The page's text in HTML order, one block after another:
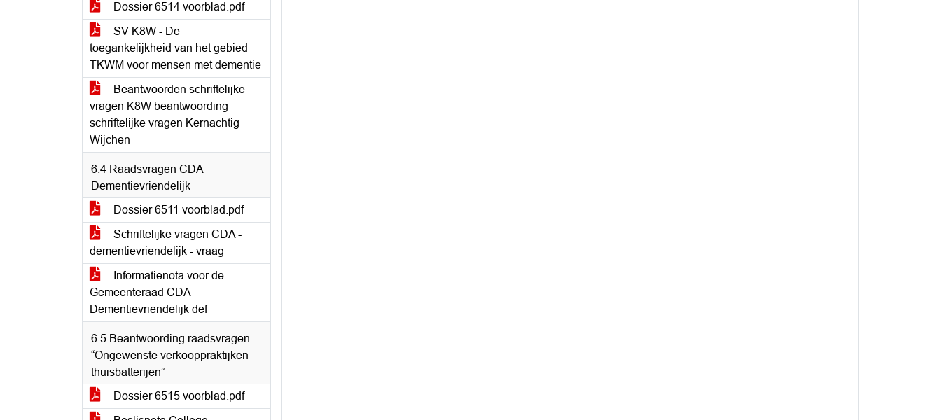
Dossier 6514 voorblad.pdf
SV K8W - De
toegankelijkheid van het gebied
TKWM voor mensen met dementie
Beantwoorden schriftelijke
vragen K8W beantwoording
schriftelijke vragen Kernachtig
Wijchen
6.4 Raadsvragen CDA
Dementievriendelijk
Dossier 6511 voorblad.pdf
Schriftelijke vragen CDA -
dementievriendelijk - vraag
Informatienota voor de
Gemeenteraad CDA
Dementievriendelijk def
6.5 Beantwoording raadsvragen
“Ongewenste verkooppraktijken
thuisbatterijen”
Dossier 6515 voorblad.pdf